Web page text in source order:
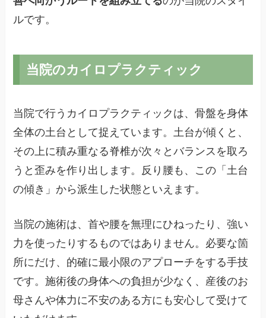
ルです。
当院のカイロプラクティック
当院で行うカイロプラクティックは、骨盤を身体
全体の土台として捉えています。土台が傾くと、
その上に積み重なる脊椎が次々とバランスを取ろ
うと歪みを作り出します。反り腰も、この「土台
の傾き」から派生した状態といえます。
当院の施術は、首や腰を無理にひねったり、強い
力を使ったりするものではありません。必要な箇
所にだけ、的確に最小限のアプローチをする手技
です。施術後の身体への負担が少なく、産後のお
母さんや体力に不安のある方にも安心して受けて